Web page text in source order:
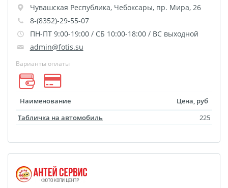
Печать на баннере
Фотообои
Трафареты
Печать на прозрачной
пленке
Рекламные конструкции
Напольная графика
Изготовление баннеров
Накатка Фото на ХДФ
Фото в алюминиевом
багете
Чувашская Республика, Чебоксары, пр. Мира, 26
8-(8352)-29-55-07
ПН-ПТ 9:00-19:00 / СБ 10:00-18:00 / ВС выходной
admin@fotis.su
Варианты оплаты
Наименование
Цена, руб
Табличка на автомобиль
225